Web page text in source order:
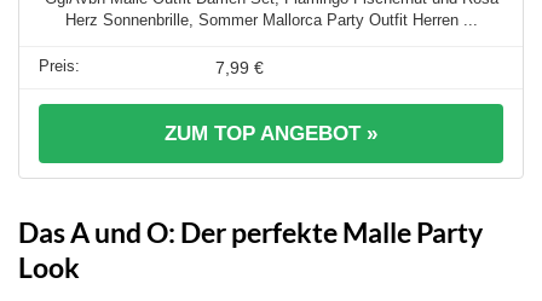
Herz Sonnenbrille, Sommer Mallorca Party Outfit Herren ...
7,99 €
ZUM TOP ANGEBOT »
Das A und O: Der perfekte Malle Party
Look